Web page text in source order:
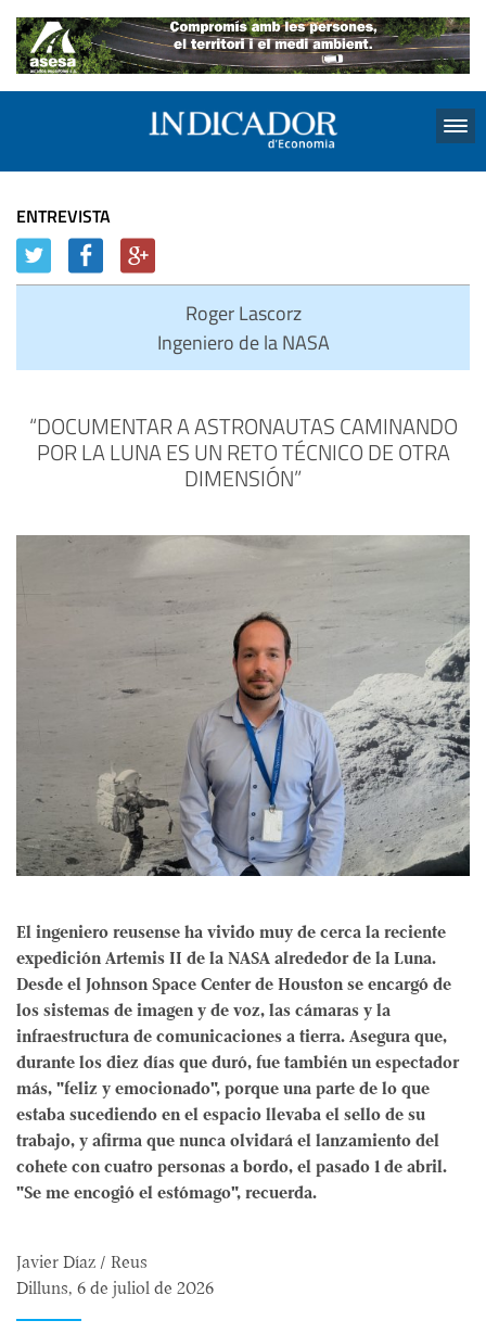
ENTREVISTA
Roger Lascorz
Ingeniero de la NASA
“DOCUMENTAR A ASTRONAUTAS CAMINANDO
POR LA LUNA ES UN RETO TÉCNICO DE OTRA
DIMENSIÓN”
El ingeniero reusense ha vivido muy de cerca la reciente
expedición Artemis II de la NASA alrededor de la Luna.
Desde el Johnson Space Center de Houston se encargó de
los sistemas de imagen y de voz, las cámaras y la
infraestructura de comunicaciones a tierra. Asegura que,
durante los diez días que duró, fue también un espectador
más, "feliz y emocionado", porque una parte de lo que
estaba sucediendo en el espacio llevaba el sello de su
trabajo, y afirma que nunca olvidará el lanzamiento del
cohete con cuatro personas a bordo, el pasado 1 de abril.
"Se me encogió el estómago", recuerda.
Javier Díaz / Reus
Dilluns, 6 de juliol de 2026